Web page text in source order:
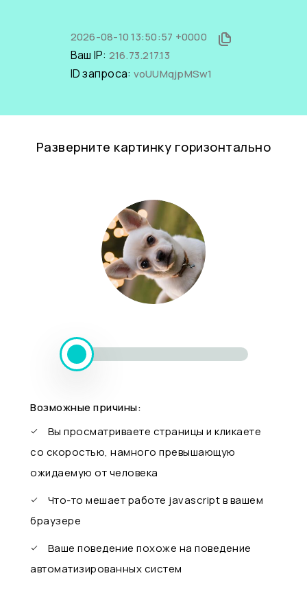
2026-08-10 13:50:57 +0000
Ваш IP: 216.73.217.13
ID запроса: voUUMqjpMSw1
Разверните картинку горизонтально
Возможные причины:
Вы просматриваете страницы и кликаете
со скоростью, намного превышающую
ожидаемую от человека
Что-то мешает работе javascript в вашем
браузере
Ваше поведение похоже на поведение
автоматизированных систем